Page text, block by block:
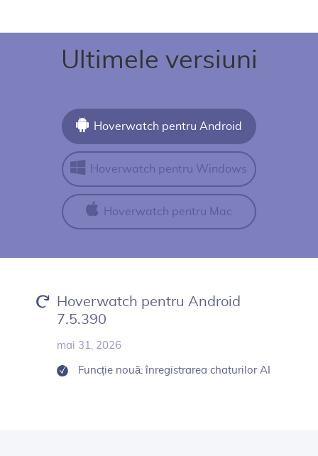
Ultimele versiuni
Hoverwatch pentru Android
Hoverwatch pentru Windows
Hoverwatch pentru Mac
Hoverwatch pentru Android
7.5.390
mai 31, 2026
Funcție nouă: înregistrarea chaturilor AI